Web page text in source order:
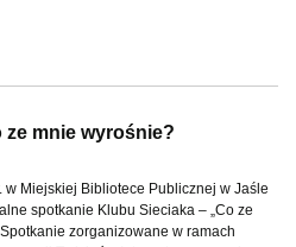
ze mnie wyrośnie?
w Miejskiej Bibliotece Publicznej w Jaśle
spotkanie Klubu Sieciaka – „Co ze
zorganizowane w ramach